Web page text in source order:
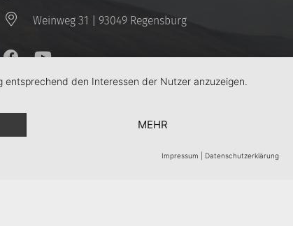
Weinweg 31 | 93049 Regensburg
Impressum
den Interessen der Nutzer anzuzeigen.
MEHR
Impressum Datenschutzerklärung